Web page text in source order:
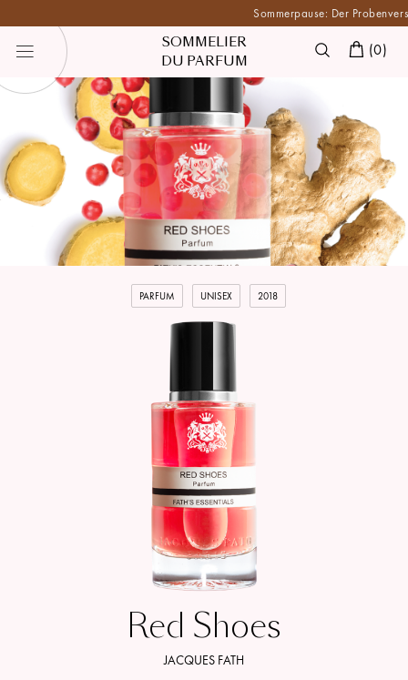
Sommerpause: Der
SOMMELIER
DU PARFUM
(0)
PARFUM UNISEX 2018
Red Shoes
JACQUES FATH